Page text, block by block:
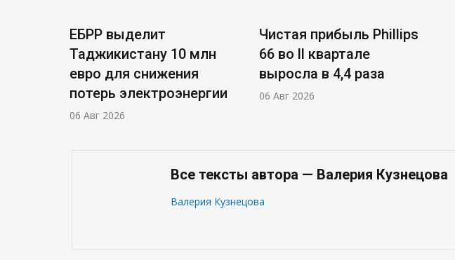
ЕБРР выделит
Таджикистану 10 млн
евро для снижения
потерь электроэнергии
06 Авг 2026
Чистая прибыль Phillips
66 во ll квартале
выросла в 4,4 раза
06 Авг 2026
Все тексты автора — Валерия Кузнецова
Валерия Кузнецова